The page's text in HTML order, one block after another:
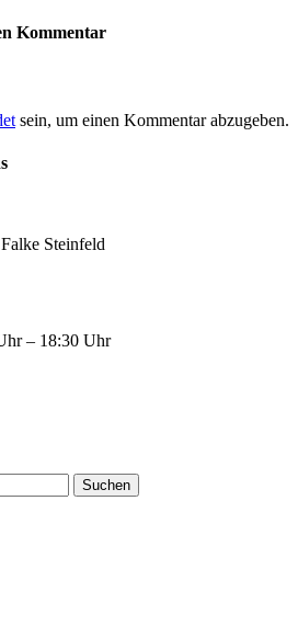
Kommentar
sein, um einen Kommentar abzugeben.
Steinfeld
– 18:30 Uhr